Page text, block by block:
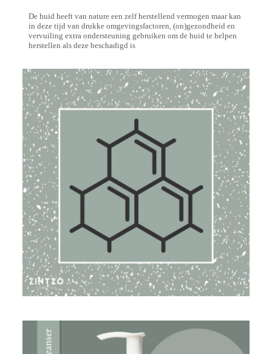
De huid heeft van nature een zelf herstellend vermogen maar kan
in deze tijd van drukke omgevingsfactoren, (on)gezondheid en
vervuiling extra ondersteuning gebruiken om de huid te helpen
herstellen als deze beschadigd is